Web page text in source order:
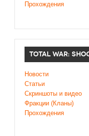
Прохождения
TOTAL WAR:
Новости
Статьи
Cкриншоты и видео
Фракции (Кланы)
Прохождения